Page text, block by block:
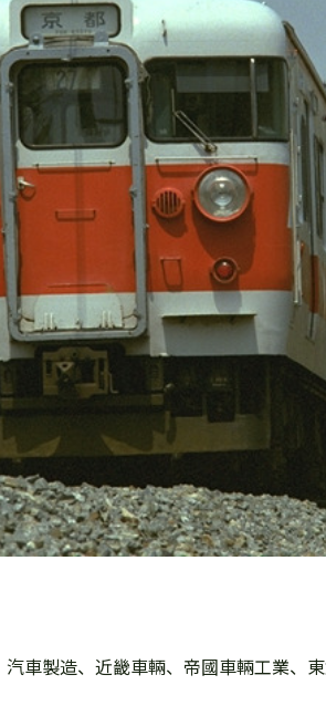
車製造、近畿車輛、帝國車輛工業、